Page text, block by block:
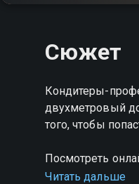
Сюжет
Кондитеры-
двухметровый
того, чтобы
Посмотреть
качестве на
Читать дальше